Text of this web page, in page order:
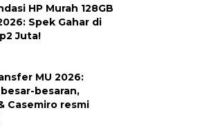
HP Murah 128GB
Spek Gahar di
Juta!
MU 2026:
besaran,
Casemiro resmi